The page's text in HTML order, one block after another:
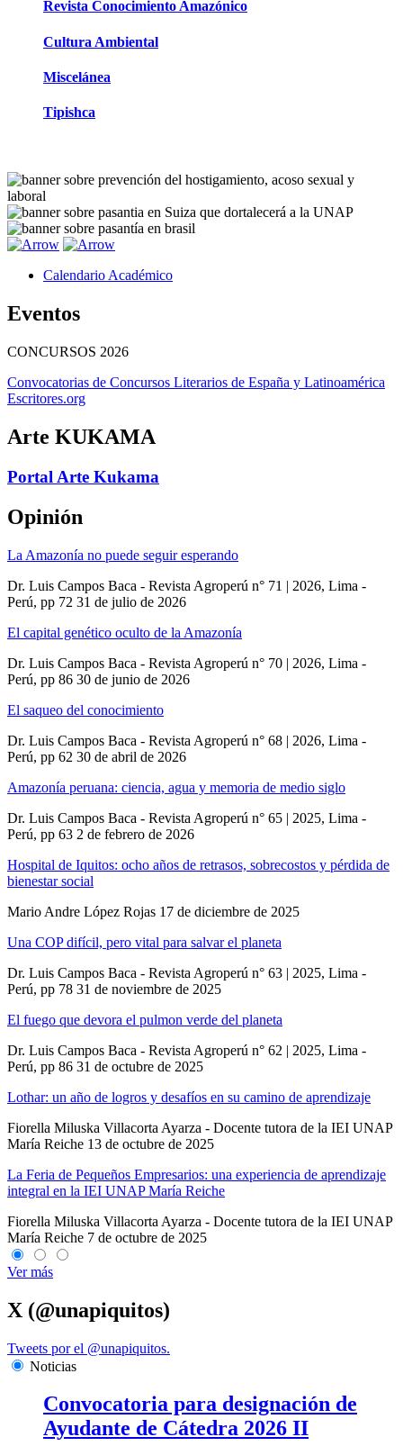
Revista Conocimiento Amazónico
Cultura Ambiental
Miscelánea
Tipishca
Calendario Académico
Eventos
CONCURSOS 2026
Convocatorias de Concursos Literarios de España y Latinoamérica
Escritores.org
Arte KUKAMA
Portal Arte Kukama
Opinión
La Amazonía no puede seguir esperando
Dr. Luis Campos Baca - Revista Agroperú n° 71 | 2026, Lima -
Perú, pp 72 31 de julio de 2026
El capital genético oculto de la Amazonía
Dr. Luis Campos Baca - Revista Agroperú n° 70 | 2026, Lima -
Perú, pp 86 30 de junio de 2026
El saqueo del conocimiento
Dr. Luis Campos Baca - Revista Agroperú n° 68 | 2026, Lima -
Perú, pp 62 30 de abril de 2026
Amazonía peruana: ciencia, agua y memoria de medio siglo
Dr. Luis Campos Baca - Revista Agroperú n° 65 | 2025, Lima -
Perú, pp 63 2 de febrero de 2026
Hospital de Iquitos: ocho años de retrasos, sobrecostos y pérdida de
bienestar social
Mario Andre López Rojas 17 de diciembre de 2025
Una COP difícil, pero vital para salvar el planeta
Dr. Luis Campos Baca - Revista Agroperú n° 63 | 2025, Lima -
Perú, pp 78 31 de noviembre de 2025
El fuego que devora el pulmon verde del planeta
Dr. Luis Campos Baca - Revista Agroperú n° 62 | 2025, Lima -
Perú, pp 86 31 de octubre de 2025
Lothar: un año de logros y desafíos en su camino de aprendizaje
Fiorella Miluska Villacorta Ayarza - Docente tutora de la IEI UNAP
María Reiche 13 de octubre de 2025
La Feria de Pequeños Empresarios: una experiencia de aprendizaje
integral en la IEI UNAP María Reiche
Fiorella Miluska Villacorta Ayarza - Docente tutora de la IEI UNAP
María Reiche 7 de octubre de 2025
Ver más
X (@unapiquitos)
Tweets por el @unapiquitos.
Noticias
Convocatoria para designación de
Ayudante de Cátedra 2026 II